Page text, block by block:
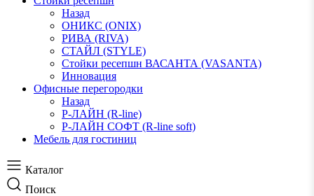
Назад
ОНИКС (ONIX)
РИВА (RIVA)
СТАЙЛ (STYLE)
Стойки ресепшн ВАСАНТА (VASANTA)
Инновация
Офисные перегородки
Назад
Р-ЛАЙН (R-line)
Р-ЛАЙН СОФТ (R-line soft)
Мебель для гостиниц
Каталог
Поиск